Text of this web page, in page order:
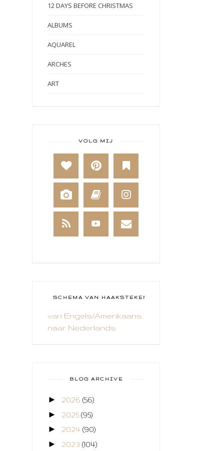
12 DAYS BEFORE CHRISTMAS
ALBUMS
AQUAREL
ARCHES
ART
BAKKEN
BEESTENBOEL
BOEKEN
BREIEN
BRUSHO
CAMEO 4
CARDS ONLY
COZY COLORING
CREABEST
CREATIEF
CREATIVE FABRICA
VOLG MIJ
SCHEMA VAN HAAKSTEKEN
van Engels/Amerikaans
naar Nederlands
BLOG ARCHIVE
► 2026 (56)
► 2025 (95)
► 2024 (90)
► 2023 (104)